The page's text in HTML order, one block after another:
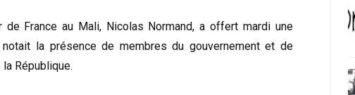
de France au Mali, Nicolas Normand, a offert mardi une
la présence de membres du gouvernement et de
République.